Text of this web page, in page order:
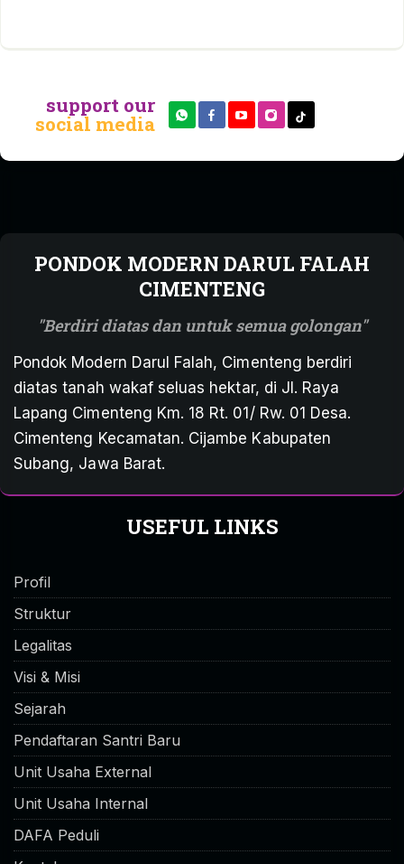
support our
social media
PONDOK MODERN DARUL FALAH
CIMENTENG
Berdiri diatas dan untuk semua golongan
Pondok Modern Darul Falah, Cimenteng berdiri
diatas tanah wakaf seluas hektar, di Jl. Raya
Lapang Cimenteng Km. 18 Rt. 01/ Rw. 01 Desa.
Cimenteng Kecamatan. Cijambe Kabupaten
Subang, Jawa Barat.
USEFUL LINKS
Profil
Struktur
Legalitas
Visi & Misi
Sejarah
Pendaftaran Santri Baru
Unit Usaha External
Unit Usaha Internal
DAFA Peduli